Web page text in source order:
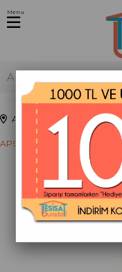
Menu
Anasayfa Pompalar
APS KO 7/9-30 Dik Milli